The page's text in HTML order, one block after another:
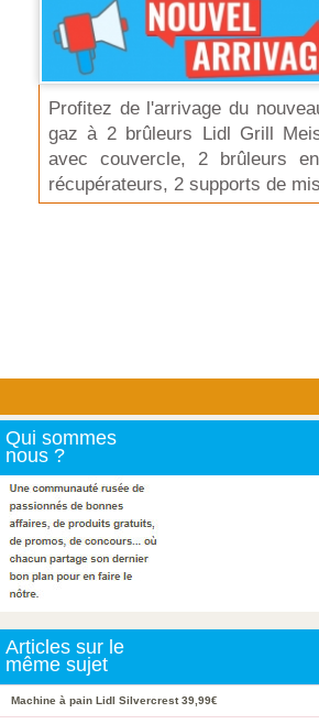
Profitez de l'arrivage du
gaz à 2 brûleurs Lidl Grill
avec couvercle, 2 brûleurs
récupérateurs, 2 supports de
Qui sommes
nous ?
Articles sur le
même sujet
Machine à pain Lidl Silvercrest 39,99€